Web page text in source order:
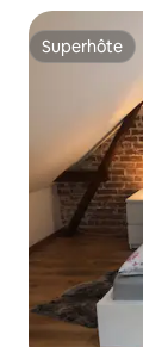
Superhôte
Superhôte